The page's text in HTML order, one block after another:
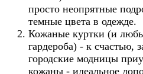
просто неопрятные
темные цвета в одежде.
Кожаные куртки (и
гардероба) - к счастью,
городские модницы
кожаны - идеальное